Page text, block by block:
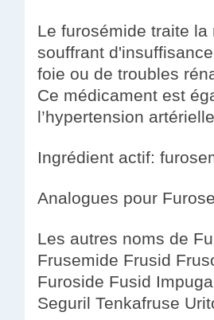
Le furosémide traite
souffrant
foie ou de troubles
Ce médicament est
l’hypertension
Ingrédient actif:
Analogues pour
Les autres noms de
Frusemide Frusid
Furoside Fusid
Seguril Tenkafruse